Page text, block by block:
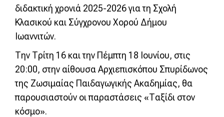
διδακτική χρονιά 2025-2026 για τη Σχολή
Κλασικού και Σύγχρονου Χορού Δήμου
Ιωαννιτών.
Την Τρίτη 16 και την Πέμπτη 18 Ιουνίου, στις
20:00, στην αίθουσα Αρχιεπισκόπου Σπυρίδωνος
της Ζωσιμαίας Παιδαγωγικής Ακαδημίας, θα
παρουσιαστούν οι παραστάσεις «Ταξίδι στον
κόσμο».